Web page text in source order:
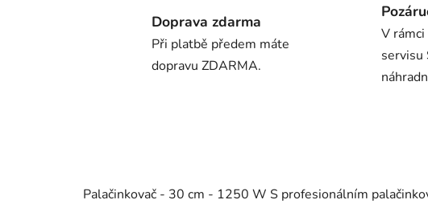
Doprava zdarma
Při platbě předem máte
dopravu ZDARMA.
V
servisu
Palačinkovač - 30 cm - 1250 W S profesionálním